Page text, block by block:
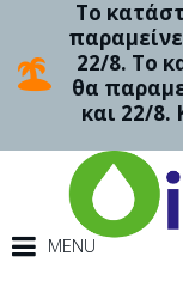
Το
22/8. Το
θα
και 22/8.
MENU